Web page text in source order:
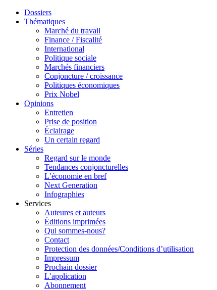
Dossiers
Thématiques
Marché du travail
Finance / Fiscalité
International
Politique sociale
Marchés financiers
Conjoncture / croissance
Politiques économiques
Prix Nobel
Opinions
Entretien
Prise de position
Éclairage
Un certain regard
Séries
Regard sur le monde
Tendances conjoncturelles
L’économie en bref
Next Generation
Infographies
Services
Auteures et auteurs
Éditions imprimées
Qui sommes-nous?
Contact
Protection des données/Conditions d’utilisation
Impressum
Prochain dossier
L’application
Abonnement